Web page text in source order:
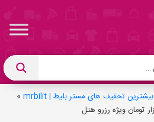
بیشترین تحفیف های مستر بلیط | mrbilit
»